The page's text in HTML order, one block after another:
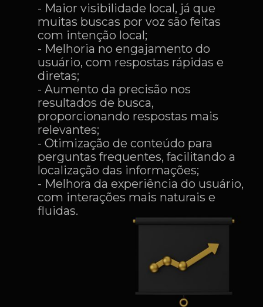
- Maior visibilidade local, já que
muitas buscas por voz são feitas
com intenção local;
- Melhoria no engajamento do
usuário, com respostas rápidas e
diretas;
- Aumento da precisão nos
resultados de busca,
proporcionando respostas mais
relevantes;
- Otimização de conteúdo para
perguntas frequentes, facilitando a
localização das informações;
- Melhora da experiência do usuário,
com interações mais naturais e
fluidas.